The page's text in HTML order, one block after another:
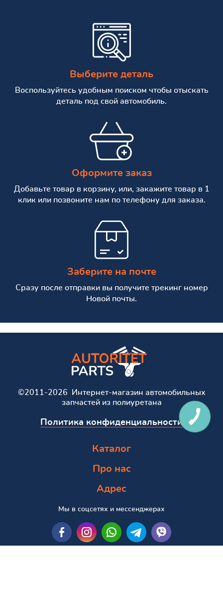
Выберите деталь
Воспользуйтесь удобным поиском чтобы отыскать
деталь под свой автомобиль.
Оформите заказ
Добавьте товар в корзину, или, закажите товар в 1
клик или позвоните нам по телефону для заказа.
Заберите на почте
Сразу после отправки вы получите трекинг номер
Новой почты.
©2011-2026 Интернет-магазин автомобильных
запчастей из полиуретана
Политика конфиденциальности
Каталог
Про нас
Адрес
Мы в соцсетях и мессенджерах